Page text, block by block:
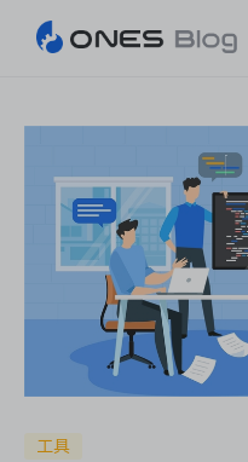
ONES Project
ONES Wiki
ONES Desk
工具